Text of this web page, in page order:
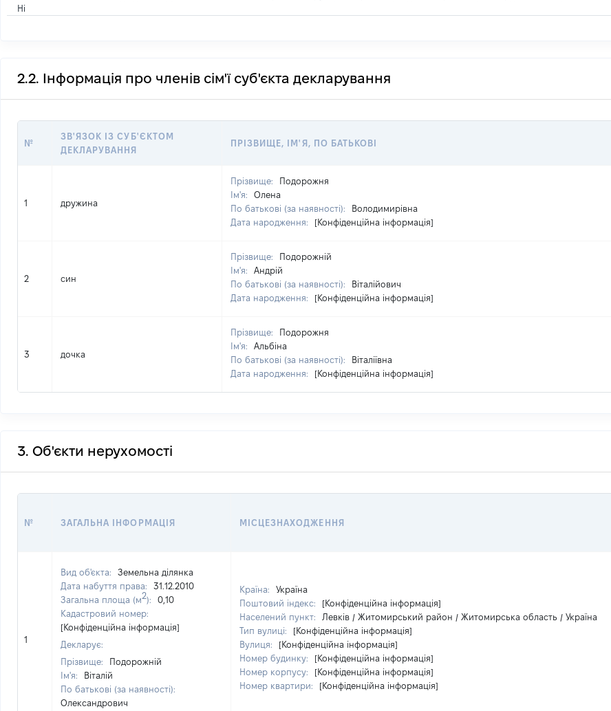
Ні
2.2. Інформація про членів сім'ї суб'єкта декларування
№
ЗВ'ЯЗОК ІЗ СУБ'ЄКТОМ
ДЕКЛАРУВАННЯ
ПРІЗВИЩЕ, ІМ'Я, ПО БАТЬКОВІ
1 дружина
Прізвище:
Подорожня
Ім'я:
Олена
По батькові (за наявності):
Володимирівна
Дата народження:
[Конфіденційна інформація]
2 син
Прізвище:
Подорожній
Ім'я:
Андрій
По батькові (за наявності):
Віталійович
Дата народження:
[Конфіденційна інформація]
3 дочка
Прізвище:
Подорожня
Ім'я:
Альбіна
По батькові (за наявності):
Віталіївна
Дата народження:
[Конфіденційна інформація]
3. Об'єкти нерухомості
№ ЗАГАЛЬНА ІНФОРМАЦІЯ МІСЦЕЗНАХОДЖЕННЯ
1
Вид об'єкта:
Земельна ділянка
Дата набуття права:
31.12.2010
Загальна площа (м2):
0,10
Кадастровий номер:
[Конфіденційна інформація]
Декларує:
Прізвище:
Подорожній
Ім'я:
Віталій
По батькові (за наявності):
Олександрович
Країна:
Україна
Поштовий індекс:
[Конфіденційна інформація]
Населений пункт:
Левків / Житомирський район / Житомирська область / Україна
Тип вулиці:
[Конфіденційна інформація]
Вулиця:
[Конфіденційна інформація]
Номер будинку:
[Конфіденційна інформація]
Номер корпусу:
[Конфіденційна інформація]
Номер квартири:
[Конфіденційна інформація]